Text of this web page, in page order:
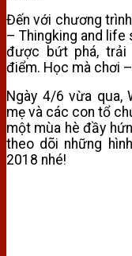
Đến với chương
– Thingking and
được bứt phá, trải
điểm. Học mà chơi
Ngày 4/6 vừa qua,
mẹ và các con tổ
một mùa hè đầy
theo dõi những
2018 nhé!